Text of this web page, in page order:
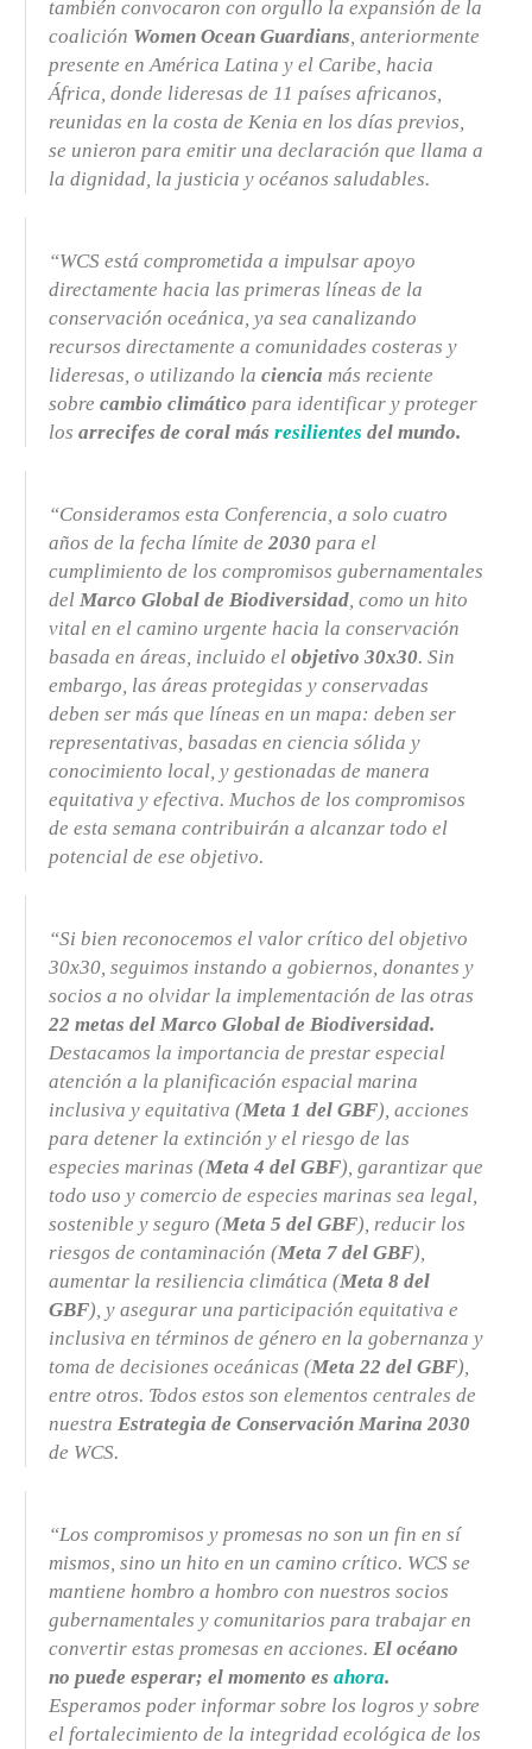
también convocaron con orgullo la expansión de la
coalición Women Ocean Guardians, anteriormente
presente en América Latina y el Caribe, hacia
África, donde lideresas de 11 países africanos,
reunidas en la costa de Kenia en los días previos,
se unieron para emitir una declaración que llama a
la dignidad, la justicia y océanos saludables.
“WCS está comprometida a impulsar apoyo
directamente hacia las primeras líneas de la
conservación oceánica, ya sea canalizando
recursos directamente a comunidades costeras y
lideresas, o utilizando la ciencia más reciente
sobre cambio climático para identificar y proteger
los arrecifes de coral más resilientes del mundo.
“Consideramos esta Conferencia, a solo cuatro
años de la fecha límite de 2030 para el
cumplimiento de los compromisos gubernamentales
del Marco Global de Biodiversidad, como un hito
vital en el camino urgente hacia la conservación
basada en áreas, incluido el objetivo 30x30. Sin
embargo, las áreas protegidas y conservadas
deben ser más que líneas en un mapa: deben ser
representativas, basadas en ciencia sólida y
conocimiento local, y gestionadas de manera
equitativa y efectiva. Muchos de los compromisos
de esta semana contribuirán a alcanzar todo el
potencial de ese objetivo.
“Si bien reconocemos el valor crítico del objetivo
30x30, seguimos instando a gobiernos, donantes y
socios a no olvidar la implementación de las otras
22 metas del Marco Global de Biodiversidad.
Destacamos la importancia de prestar especial
atención a la planificación espacial marina
inclusiva y equitativa (Meta 1 del GBF), acciones
para detener la extinción y el riesgo de las
especies marinas (Meta 4 del GBF), garantizar que
todo uso y comercio de especies marinas sea legal,
sostenible y seguro (Meta 5 del GBF), reducir los
riesgos de contaminación (Meta 7 del GBF),
aumentar la resiliencia climática (Meta 8 del
GBF), y asegurar una participación equitativa e
inclusiva en términos de género en la gobernanza y
toma de decisiones oceánicas (Meta 22 del GBF),
entre otros. Todos estos son elementos centrales de
nuestra Estrategia de Conservación Marina 2030
de WCS.
“Los compromisos y promesas no son un fin en sí
mismos, sino un hito en un camino crítico. WCS se
mantiene hombro a hombro con nuestros socios
gubernamentales y comunitarios para trabajar en
convertir estas promesas en acciones. El océano
no puede esperar; el momento es ahora.
Esperamos poder informar sobre los logros y sobre
el fortalecimiento de la integridad ecológica de los